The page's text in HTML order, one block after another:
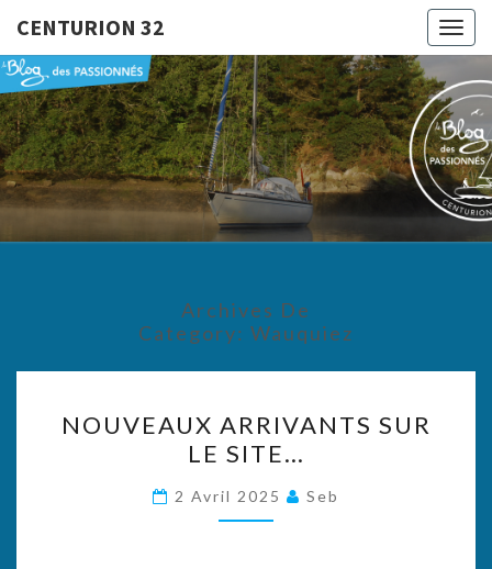
CENTURION 32
32
Le Blog
Des
Passionnés
Archives De
Category: Wauquiez
ARRIVANTS
SUR
LE
SITE…
NOUVEAUX ARRIVANTS SUR
LE SITE…
2 Avril 2025 Seb